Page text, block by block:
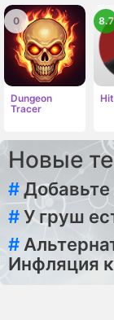
Dungeon
Tracer
0 8.7
Новые
#Добавьте
#У груш
#
Инфляция